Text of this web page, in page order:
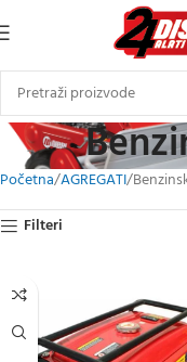
Početna AGREGATI
Filteri